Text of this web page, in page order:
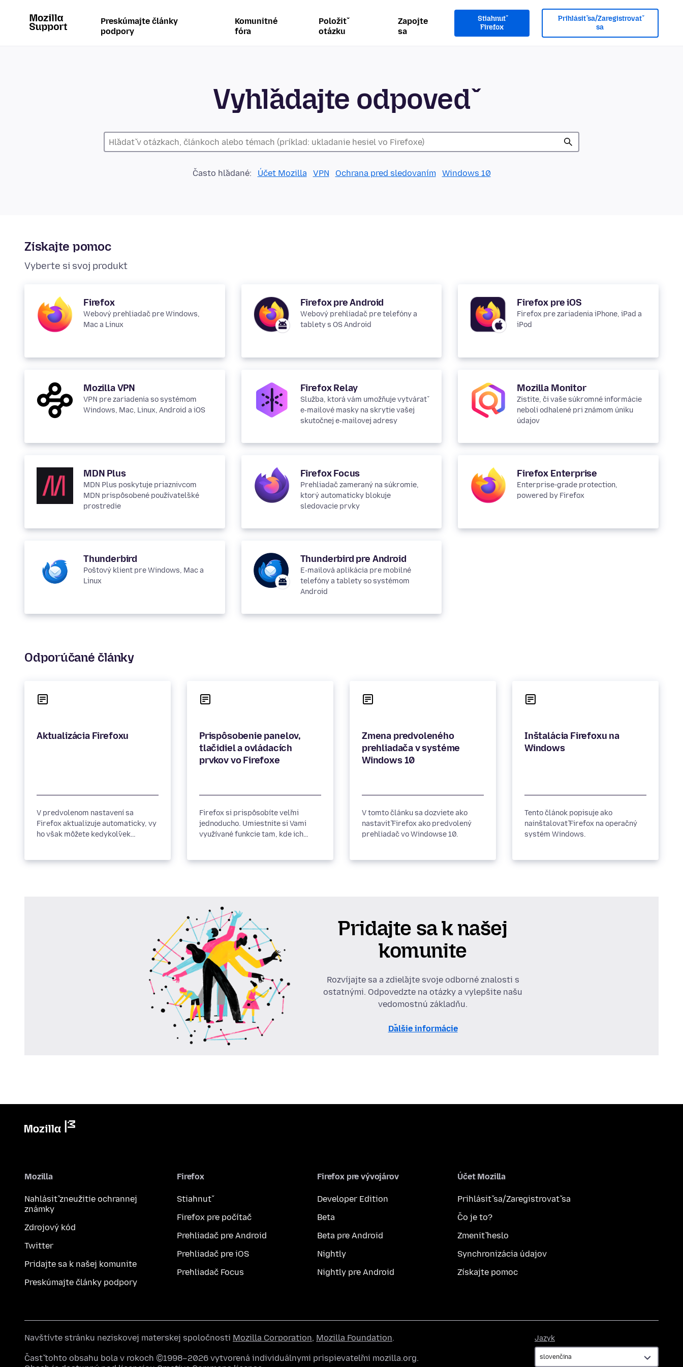
Preskúmajte články
podpory
Komunitné
fóra
Položiť
otázku
Zapojte
sa
Stiahnuť
Firefox
Prihlásiť sa/Zaregistrovať
sa
Vyhľadajte odpoveď
Často hľadané: Účet Mozilla VPN Ochrana pred sledovaním Windows 10
Získajte pomoc
Vyberte si svoj produkt
Firefox
Webový prehliadač pre Windows,
Mac a Linux
Firefox pre Android
Webový prehliadač pre telefóny a
tablety s OS Android
Firefox pre iOS
Firefox pre zariadenia iPhone, iPad a
iPod
Mozilla VPN
VPN pre zariadenia so systémom
Windows, Mac, Linux, Android a iOS
Firefox Relay
Služba, ktorá vám umožňuje vytvárať
e‑mailové masky na skrytie vašej
skutočnej e‑mailovej adresy
Mozilla Monitor
Zistite, či vaše súkromné informácie
neboli odhalené pri známom úniku
údajov
MDN Plus
MDN Plus poskytuje priaznivcom
MDN prispôsobené používateľské
prostredie
Firefox Focus
Prehliadač zameraný na súkromie,
ktorý automaticky blokuje
sledovacie prvky
Firefox Enterprise
Enterprise-grade protection,
powered by Firefox
Thunderbird
Poštový klient pre Windows, Mac a
Linux
Thunderbird pre Android
E‑mailová aplikácia pre mobilné
telefóny a tablety so systémom
Android
Odporúčané články
Aktualizácia Firefoxu
V predvolenom nastavení sa
Firefox aktualizuje automaticky, vy
ho však môžete kedykoľvek
Prispôsobenie panelov,
tlačidiel a ovládacích
prvkov vo Firefoxe
Firefox si prispôsobíte veľmi
jednoducho. Umiestnite si Vami
využívané funkcie tam, kde ich
Zmena predvoleného
prehliadača v systéme
Windows 10
V tomto článku sa dozviete ako
nastaviť Firefox ako predvolený
prehliadač vo Windowse 10.
Inštalácia Firefoxu na
Windows
Tento článok popisuje ako
nainštalovať Firefox na operačný
systém Windows.
Pridajte sa k našej
komunite
Rozvíjajte sa a zdieľajte svoje odborné znalosti s
ostatnými. Odpovedzte na otázky a vylepšite našu
vedomostnú základňu.
Ďalšie informácie
Mozilla
Nahlásiť zneužitie ochrannej
známky
Zdrojový kód
Twitter
Pridajte sa k našej komunite
Preskúmajte články podpory
Firefox
Stiahnuť
Firefox pre počítač
Prehliadač pre Android
Prehliadač pre iOS
Prehliadač Focus
Firefox pre vývojárov
Developer Edition
Beta
Beta pre Android
Nightly
Nightly pre Android
Účet Mozilla
Prihlásiť sa/Zaregistrovať sa
Čo je to?
Zmeniť heslo
Synchronizácia údajov
Získajte pomoc
Jazyk
Navštívte stránku neziskovej materskej spoločnosti Mozilla Corporation, Mozilla Foundation.
Časť tohto obsahu bola v rokoch ©1998–2026 vytvorená individuálnymi prispievateľmi mozilla.org.